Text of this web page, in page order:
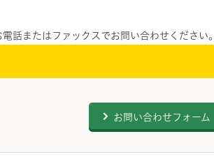
話またはファックスでお問い合わせください。
お問い合わせフォーム